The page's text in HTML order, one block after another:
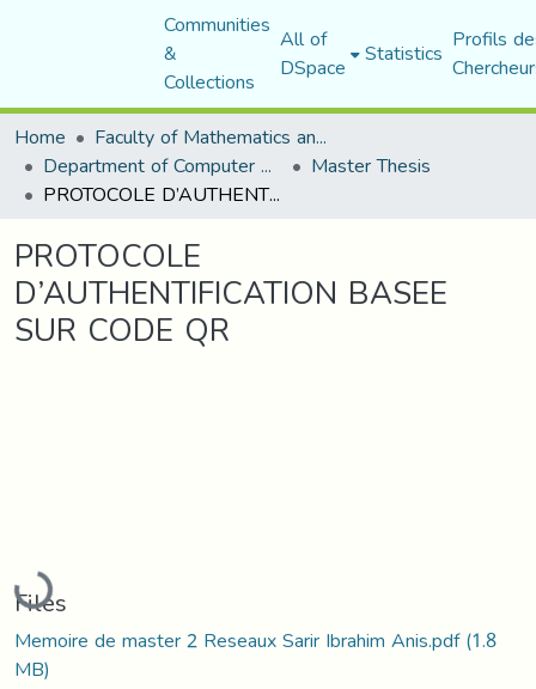
Communities
&
Collections
All of
DSpace Statistics Profils
Home
Faculty of Mathematics and Computer Science
Department of Computer Science Master Thesis
PROTOCOLE D’AUTHENTIFICATION BASEE SUR CODE QR
PROTOCOLE
D’AUTHENTIFICATION BASEE
SUR CODE QR
Loading...
Files
Memoire de master 2 Reseaux Sarir Ibrahim Anis.pdf(1.8
MB)